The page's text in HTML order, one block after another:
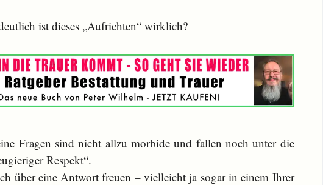
ist dieses „Aufrichten“ wirklich?
Fragen sind nicht allzu morbide und fallen noch unter die
Respekt“.
über eine Antwort freuen – vielleicht ja sogar in einem Ihrer